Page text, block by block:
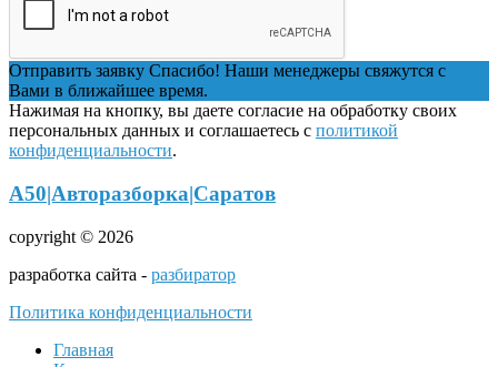
Отправить заявку Спасибо! Наши менеджеры свяжутся с
Вами в ближайшее время.
Нажимая на кнопку, вы даете согласие на обработку своих
персональных данных и соглашаетесь с политикой
конфиденциальности.
А50|Авторазборка|Саратов
copyright © 2026
разработка сайта - разбиратор
Политика конфиденциальности
Главная